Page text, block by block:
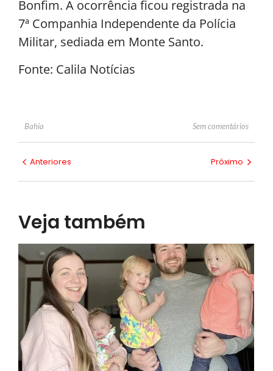
Bonfim. A ocorrência ficou registrada na
7ª Companhia Independente da Polícia
Militar, sediada em Monte Santo.
Fonte: Calila Notícias
Bahia Sem comentários
Anteriores Próximo
Veja também